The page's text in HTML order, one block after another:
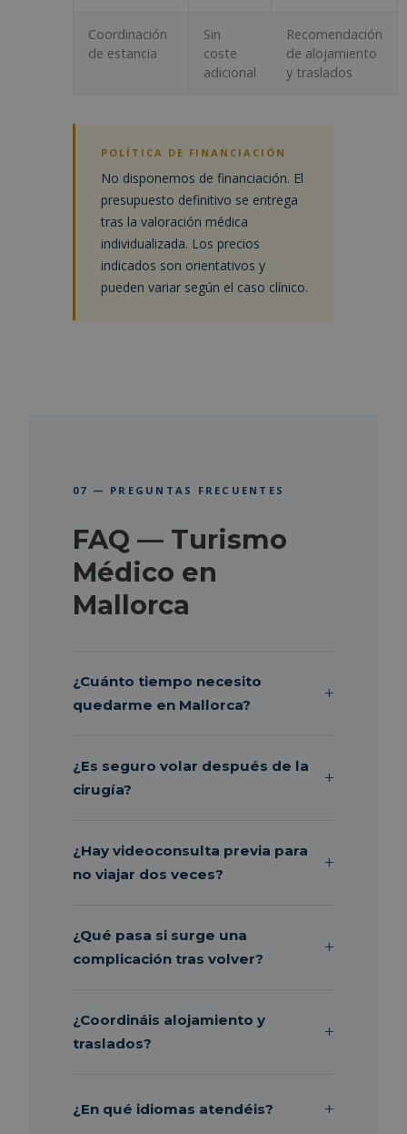
Coordinación
de estancia
Sin
coste
adicional
Recomendación
de alojamiento
y traslados
POLÍTICA DE FINANCIACIÓN
No disponemos de financiación. El
presupuesto definitivo se entrega
tras la valoración médica
individualizada. Los precios
indicados son orientativos y
pueden variar según el caso clínico.
07 — PREGUNTAS FRECUENTES
FAQ — Turismo
Médico en
Mallorca
¿Cuánto tiempo necesito
quedarme en Mallorca?
¿Es seguro volar después de la
cirugía?
¿Hay videoconsulta previa para
no viajar dos veces?
¿Qué pasa si surge una
complicación tras volver?
¿Coordináis alojamiento y
traslados?
¿En qué idiomas atendéis?